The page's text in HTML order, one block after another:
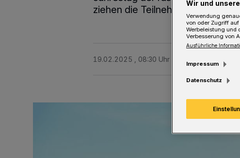
ziehen die Teilnehmerinnen und
19.02.2025 , 08:30 Uhr
Wir und
Verwendung
von oder Zugriff
Werbeleistung und
Verbesserung von
Ausführliche
Impressum
Datenschutz